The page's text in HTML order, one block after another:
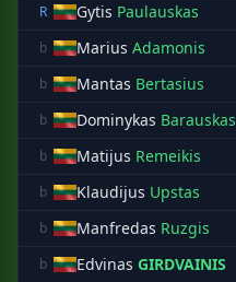
R
Gytis Paulauskas
b
Marius Adamonis
b Mantas Bertasius
b Dominykas Barauskas
b Matijus Remeikis
b Klaudijus Upstas
b Manfredas Ruzgis
b Edvinas GIRDVAINIS